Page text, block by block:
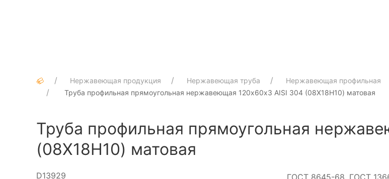
Нержавеющая продукция Нержавеющая труба
Нержавеющая профильная
Труба профильная прямоугольная нержавеющая 120х60х3 AISI 304 (08Х18Н10) матовая
Труба профильная прямоугольная
(08Х18Н10) матовая
D13929 ГОСТ 8645-68, ГОСТ